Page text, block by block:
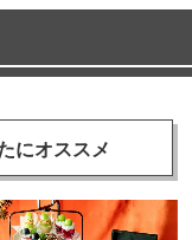
にオススメ